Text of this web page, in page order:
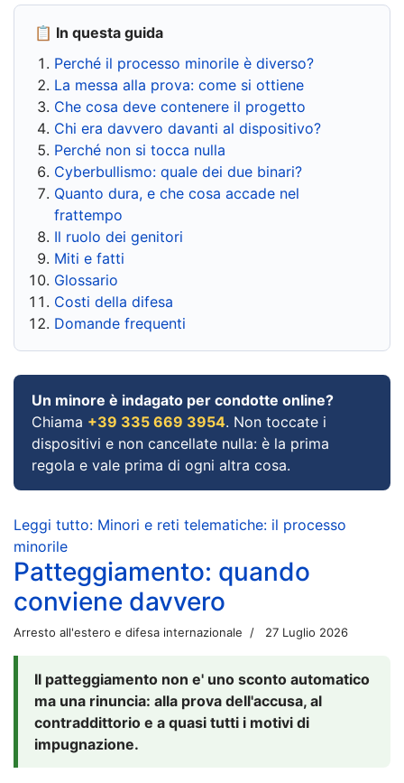
📋 In questa guida
Perché il processo minorile è diverso?
La messa alla prova: come si ottiene
Che cosa deve contenere il progetto
Chi era davvero davanti al dispositivo?
Perché non si tocca nulla
Cyberbullismo: quale dei due binari?
Quanto dura, e che cosa accade nel
frattempo
Il ruolo dei genitori
Miti e fatti
Glossario
Costi della difesa
Domande frequenti
Un minore è indagato per condotte online?
Chiama +39 335 669 3954. Non toccate i
dispositivi e non cancellate nulla: è la prima
regola e vale prima di ogni altra cosa.
Leggi tutto: Minori e reti telematiche: il processo
minorile
Patteggiamento: quando
conviene davvero
Arresto all'estero e difesa internazionale 27 Luglio 2026
Il patteggiamento non e' uno sconto automatico
ma una rinuncia: alla prova dell'accusa, al
contraddittorio e a quasi tutti i motivi di
impugnazione.